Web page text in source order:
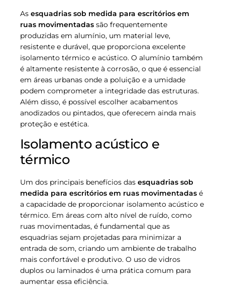
As esquadrias sob medida para escritórios em
ruas movimentadas são frequentemente
produzidas em alumínio, um material leve,
resistente e durável, que proporciona excelente
isolamento térmico e acústico. O alumínio também
é altamente resistente à corrosão, o que é essencial
em áreas urbanas onde a poluição e a umidade
podem comprometer a integridade das estruturas.
Além disso, é possível escolher acabamentos
anodizados ou pintados, que oferecem ainda mais
proteção e estética.
Isolamento acústico e
térmico
Um dos principais benefícios das esquadrias sob
medida para escritórios em ruas movimentadas é
a capacidade de proporcionar isolamento acústico e
térmico. Em áreas com alto nível de ruído, como
ruas movimentadas, é fundamental que as
esquadrias sejam projetadas para minimizar a
entrada de som, criando um ambiente de trabalho
mais confortável e produtivo. O uso de vidros
duplos ou laminados é uma prática comum para
aumentar essa eficiência.